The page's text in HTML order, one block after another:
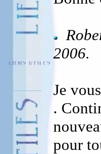
2006.
Je
.
pour